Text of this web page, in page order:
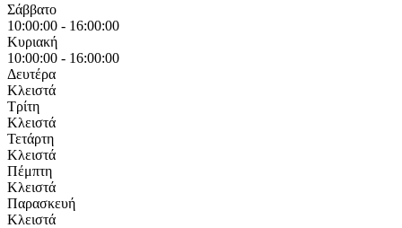
Σάββατο
10:00:00 - 16:00:00
Κυριακή
10:00:00 - 16:00:00
Δευτέρα
Κλειστά
Τρίτη
Κλειστά
Τετάρτη
Κλειστά
Πέμπτη
Κλειστά
Παρασκευή
Κλειστά